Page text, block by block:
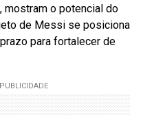
mostram o potencial do
de Messi se posiciona
para fortalecer de